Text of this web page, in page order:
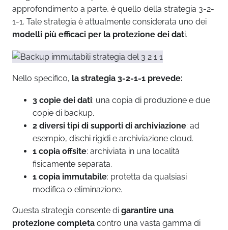
approfondimento a parte, è quello della strategia 3-2-
1-1. Tale strategia è attualmente considerata uno dei
modelli più efficaci per la protezione dei dati.
Nello specifico, la strategia 3-2-1-1 prevede:
3 copie dei dati: una copia di produzione e due
copie di backup.
2 diversi tipi di supporti di archiviazione: ad
esempio, dischi rigidi e archiviazione cloud.
1 copia offsite: archiviata in una località
fisicamente separata.
1 copia immutabile: protetta da qualsiasi
modifica o eliminazione.
Questa strategia consente di garantire una
protezione completa contro una vasta gamma di